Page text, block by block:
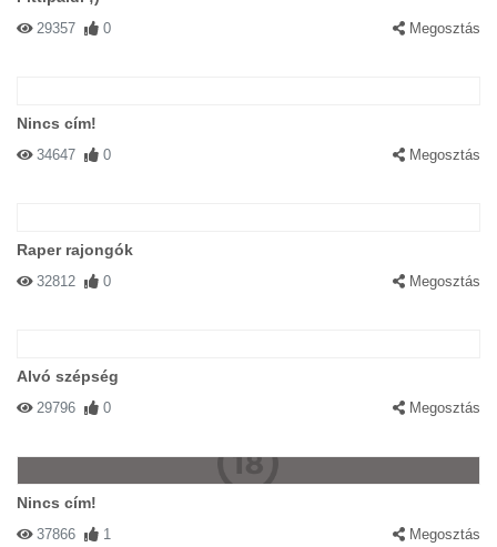
29357 0 Megosztás
Nincs cím!
34647 0 Megosztás
Raper rajongók
32812 0 Megosztás
Alvó szépség
29796 0 Megosztás
Nincs cím!
37866 1 Megosztás